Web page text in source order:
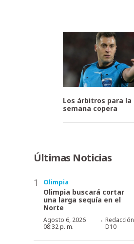
Los árbitros para la
semana copera
Últimas Noticias
Olimpia
Olimpia buscará cortar
una larga sequía en el
Norte
Agosto 6, 2026
08:32 p. m.
· Redacción
D10